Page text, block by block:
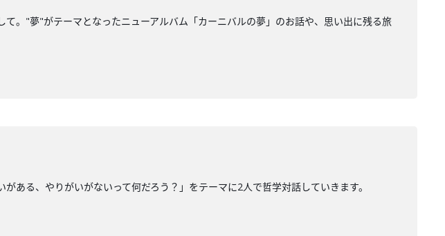
。"夢"がテーマとなったニューアルバム「カーニバルの夢」のお話や、思い出に残る旅
ある、やりがいがないって何だろう？」をテーマに2人で哲学対話していきます。